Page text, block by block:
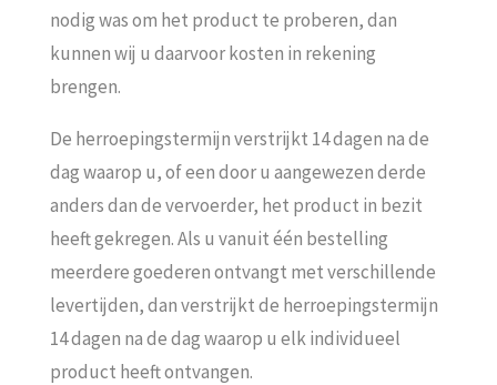
nodig was om het product te proberen, dan
kunnen wij u daarvoor kosten in rekening
brengen.
De herroepingstermijn verstrijkt 14 dagen na de
dag waarop u, of een door u aangewezen derde
anders dan de vervoerder, het product in bezit
heeft gekregen. Als u vanuit één bestelling
meerdere goederen ontvangt met verschillende
levertijden, dan verstrijkt de herroepingstermijn
14 dagen na de dag waarop u elk individueel
product heeft ontvangen.